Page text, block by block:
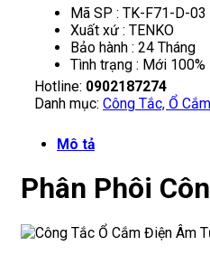
Mã SP : TK-F71-D-03
Xuất xứ : TENKO
Bảo hành : 24 Tháng
Tình trạng : Mới 100%
Hotline: 0902187274
Danh mục: Công Tắc, Ổ
Mô tả
Phân Phôi